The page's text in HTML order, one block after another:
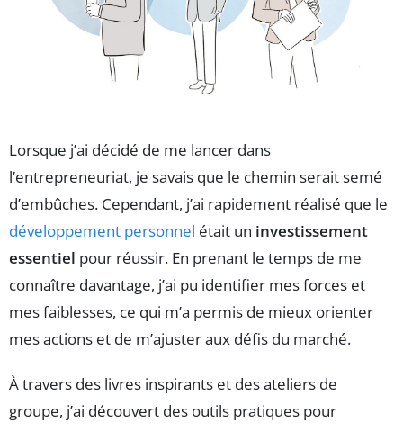
Lorsque j’ai décidé de me lancer dans
l’entrepreneuriat, je savais que le chemin serait semé
d’embûches. Cependant, j’ai rapidement réalisé que le
développement personnel était un investissement
essentiel pour réussir. En prenant le temps de me
connaître davantage, j’ai pu identifier mes forces et
mes faiblesses, ce qui m’a permis de mieux orienter
mes actions et de m’ajuster aux défis du marché.
À travers des livres inspirants et des ateliers de
groupe, j’ai découvert des outils pratiques pour